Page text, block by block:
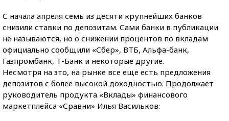
С начала апреля семь из десяти крупнейших банков
снизили ставки по депозитам. Сами банки в публикации
не называются, но о снижении процентов по вкладам
официально сообщили «Сбер», ВТБ, Альфа-банк,
Газпромбанк, Т-Банк и некоторые другие.
Несмотря на это, на рынке все еще есть предложения
депозитов с более высокой доходностью. Продолжает
руководитель продукта «Вклады» финансового
маркетплейса «Сравни» Илья Васильков: